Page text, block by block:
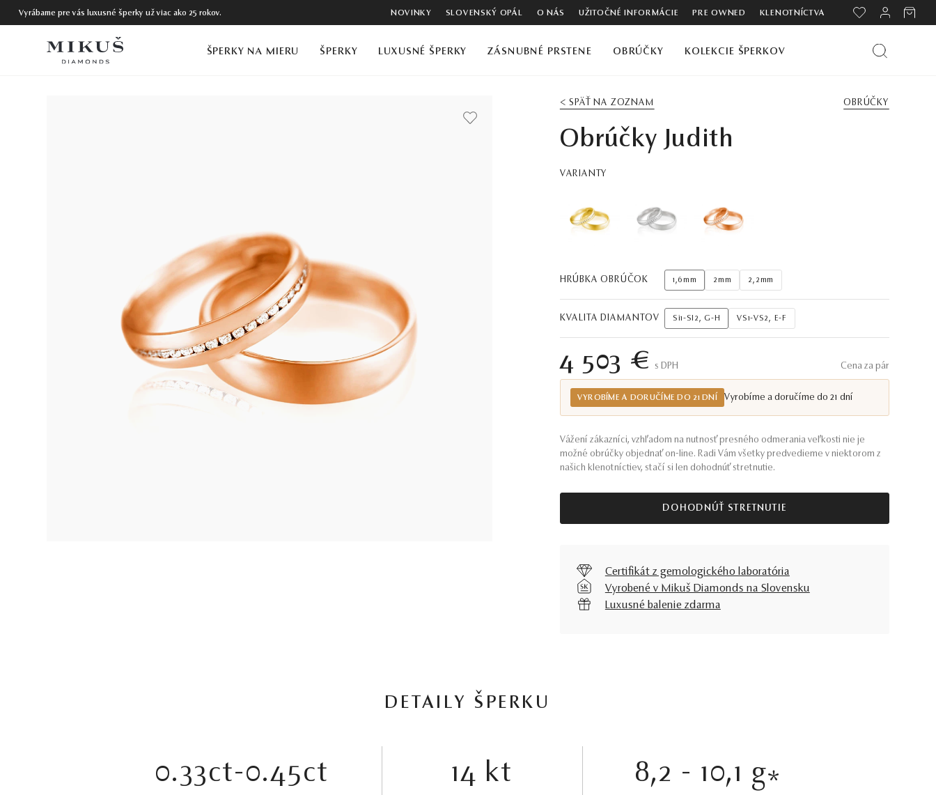
Vyrábame pre vás luxusné šperky už viac ako 25 rokov. NOVINKY SLOVENSKÝ OPÁL O NÁS UŽITOČNÉ INFORMÁCIE PRE OWNED KLENOTNÍCTVA
ŠPERKY NA MIERU ŠPERKY LUXUSNÉ ŠPERKY ZÁSNUBNÉ PRSTENE OBRÚČKY KOLEKCIE ŠPERKOV
< SPÄŤ NA ZOZNAM OBRÚČKY
Obrúčky Judith
VARIANTY
HRÚBKA OBRÚČOK 1,6mm 2mm 2,2mm
KVALITA DIAMANTOV Si1-SI2, G-H VS1-VS2, E-F
4 503 € S DPH Cena za pár
VYROBÍME A DORUČÍME DO 21 DNÍ Vyrobíme a doručíme do 21 dní
Vážení zákazníci, vzhľadom na nutnosť presného odmerania veľkosti nie je
možné obrúčky objednať on-line. Radi Vám všetky predvedieme v niektorom z
našich klenotníctiev, stačí si len dohodnúť stretnutie.
DOHODNÚŤ STRETNUTIE
Certifikát z gemologického laboratória
Vyrobené v Mikuš Diamonds na Slovensku
Luxusné balenie zdarma
DETAILY ŠPERKU
0.33ct-0.45ct 14 kt 8,2 - 10,1 g*